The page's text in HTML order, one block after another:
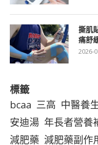
撕肌
痛舒
2026-
標籤
bcaa 三高 中醫養
安迪湯 年長者營養
減肥藥 減肥藥副作